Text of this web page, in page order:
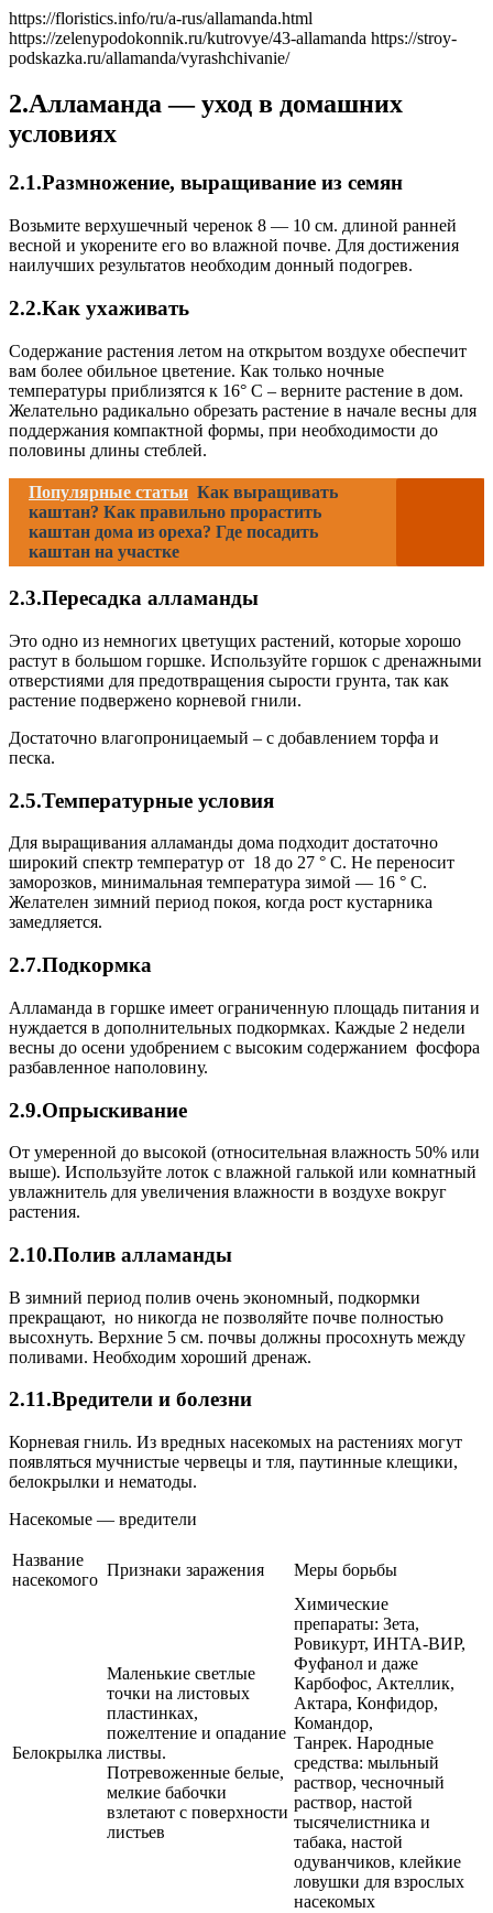
https://floristics.info/ru/a-rus/allamanda.html
https://zelenypodokonnik.ru/kutrovye/43-allamanda https://stroy-
podskazka.ru/allamanda/vyrashchivanie/
2.Алламанда — уход в домашних
условиях
2.1.Размножение, выращивание из семян
Возьмите верхушечный черенок 8 — 10 см. длиной ранней
весной и укорените его во влажной почве. Для достижения
наилучших результатов необходим донный подогрев.
2.2.Как ухаживать
Содержание растения летом на открытом воздухе обеспечит
вам более обильное цветение. Как только ночные
температуры приблизятся к 16° С – верните растение в дом.
Желательно радикально обрезать растение в начале весны для
поддержания компактной формы, при необходимости до
половины длины стеблей.
Популярные статьи Как выращивать
каштан? Как правильно прорастить
каштан дома из ореха? Где посадить
каштан на участке
2.3.Пересадка алламанды
Это одно из немногих цветущих растений, которые хорошо
растут в большом горшке. Используйте горшок с дренажными
отверстиями для предотвращения сырости грунта, так как
растение подвержено корневой гнили.
Достаточно влагопроницаемый – с добавлением торфа и
песка.
2.5.Температурные условия
Для выращивания алламанды дома подходит достаточно
широкий спектр температур от 18 до 27 ° C. Не переносит
заморозков, минимальная температура зимой — 16 ° C.
Желателен зимний период покоя, когда рост кустарника
замедляется.
2.7.Подкормка
Алламанда в горшке имеет ограниченную площадь питания и
нуждается в дополнительных подкормках. Каждые 2 недели
весны до осени удобрением с высоким содержанием фосфора
разбавленное наполовину.
2.9.Опрыскивание
От умеренной до высокой (относительная влажность 50% или
выше). Используйте лоток с влажной галькой или комнатный
увлажнитель для увеличения влажности в воздухе вокруг
растения.
2.10.Полив алламанды
В зимний период полив очень экономный, подкормки
прекращают, но никогда не позволяйте почве полностью
высохнуть. Верхние 5 см. почвы должны просохнуть между
поливами. Необходим хороший дренаж.
2.11.Вредители и болезни
Корневая гниль. Из вредных насекомых на растениях могут
появляться мучнистые червецы и тля, паутинные клещики,
белокрылки и нематоды.
Насекомые — вредители
Название
насекомого
Признаки заражения Меры борьбы
Белокрылка
Маленькие светлые
точки на листовых
пластинках,
пожелтение и опадание
листвы.
Потревоженные белые,
мелкие бабочки
взлетают с поверхности
листьев
Химические
препараты: Зета,
Ровикурт, ИНТА-ВИР,
Фуфанол и даже
Карбофос, Актеллик,
Актара, Конфидор,
Командор,
Танрек. Народные
средства: мыльный
раствор, чесночный
раствор, настой
тысячелистника и
табака, настой
одуванчиков, клейкие
ловушки для взрослых
насекомых